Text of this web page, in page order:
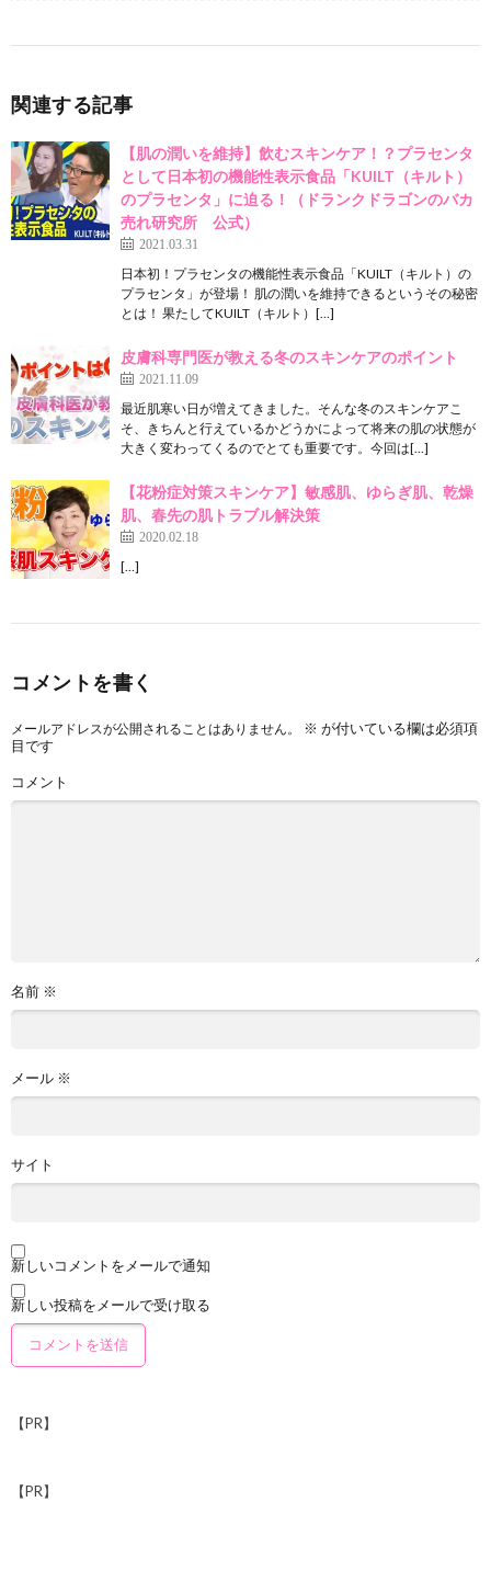
関連する記事
【肌の潤いを維持】飲むスキンケア！？プラセンタ
として日本初の機能性表示食品「KUILT（キルト）
のプラセンタ」に迫る！（ドランクドラゴンのバカ
売れ研究所 公式）
2021.03.31
日本初！プラセンタの機能性表示食品「KUILT（キルト）の
プラセンタ」が登場！ 肌の潤いを維持できるというその秘密
とは！ 果たしてKUILT（キルト）[…]
皮膚科専門医が教える冬のスキンケアのポイント
2021.11.09
最近肌寒い日が増えてきました。そんな冬のスキンケアこ
そ、きちんと行えているかどうかによって将来の肌の状態が
大きく変わってくるのでとても重要です。今回は[…]
【花粉症対策スキンケア】敏感肌、ゆらぎ肌、乾燥
肌、春先の肌トラブル解決策
2020.02.18
[…]
コメントを書く
メールアドレスが公開されることはありません。 ※ が付いている欄は必須項
目です
コメント
名前 ※
メール ※
サイト
新しいコメントをメールで通知
新しい投稿をメールで受け取る
【PR】
【PR】